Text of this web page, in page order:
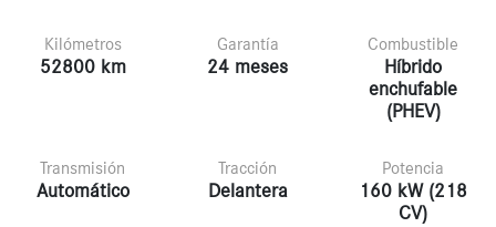
Kilómetros
52800 km
Garantía
24 meses
Combustible
Híbrido
enchufable
(PHEV)
Transmisión
Automático
Tracción
Delantera
Potencia
160 kW (218
CV)